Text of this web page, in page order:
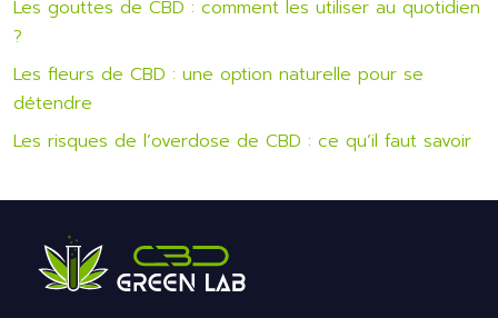
Les gouttes de CBD : comment les utiliser au quotidien
?
Les fleurs de CBD : une option naturelle pour se
détendre
Les risques de l’overdose de CBD : ce qu’il faut savoir